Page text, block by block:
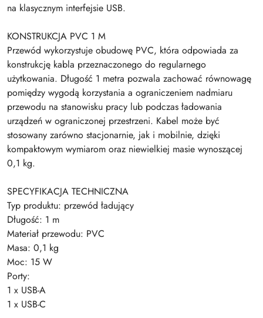
na klasycznym interfejsie USB.
KONSTRUKCJA PVC 1 M
Przewód wykorzystuje obudowę PVC, która odpowiada za
konstrukcję kabla przeznaczonego do regularnego
użytkowania. Długość 1 metra pozwala zachować równowagę
pomiędzy wygodą korzystania a ograniczeniem nadmiaru
przewodu na stanowisku pracy lub podczas ładowania
urządzeń w ograniczonej przestrzeni. Kabel może być
stosowany zarówno stacjonarnie, jak i mobilnie, dzięki
kompaktowym wymiarom oraz niewielkiej masie wynoszącej
0,1 kg.
SPECYFIKACJA TECHNICZNA
Typ produktu: przewód ładujący
Długość: 1 m
Materiał przewodu: PVC
Masa: 0,1 kg
Moc: 15 W
Porty:
1 x USB-A
1 x USB-C